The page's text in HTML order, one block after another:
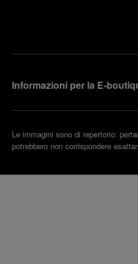
Informazioni per la E-
Le immagini sono di repertorio:
potrebbero non corrispondere